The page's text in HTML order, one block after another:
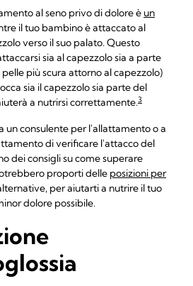
al seno privo di dolore è un
il tuo bambino è attaccato al
verso il suo palato. Questo
sia al capezzolo sia a parte
più scura attorno al capezzolo)
sia il capezzolo sia parte del
a nutrirsi correttamente.3
un consulente per l'allattamento o a
di verificare l'attacco del
dei consigli su come superare
proporti delle posizioni per
per aiutarti a nutrire il tuo
dolore possibile.